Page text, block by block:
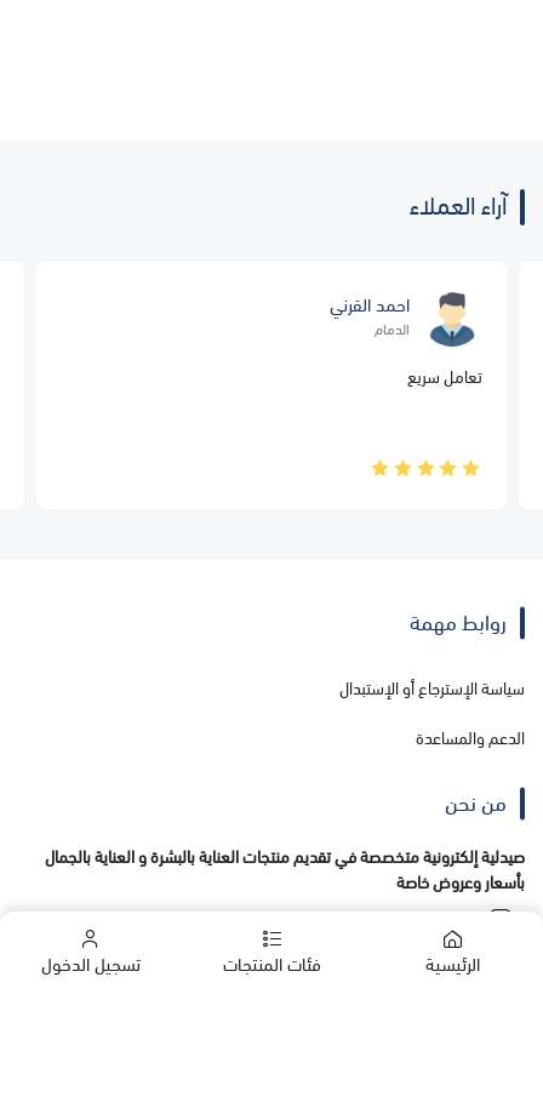
الرئيسية فئات المنتجات تسجيل الدخول
آراء العملاء
احمد القرني
الدمام
تعامل سريع
روابط مهمة
سياسة الإسترجاع أو الإستبدال
الدعم والمساعدة
من نحن
صيدلية إلكترونية متخصصة في تقديم منتجات العناية بالبشرة و العناية بالجمال
بأسعار وعروض خاصة
تواصل معنا